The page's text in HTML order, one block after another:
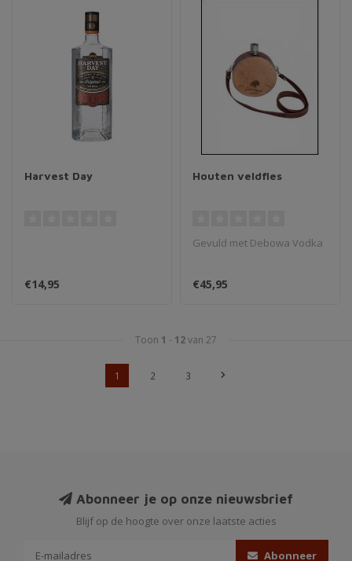
Harvest Day
€14,95
Houten veldfles
Gevuld met Debowa Vodka
€45,95
Toon 1 - 12van 27
1 2 3
Abonneer je op onze nieuwsbrief
Blijf op de hoogte over onze laatste acties
Abonneer